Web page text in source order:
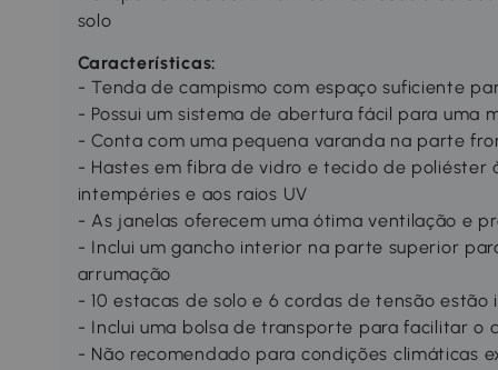
solo
Características:
- Tenda de campismo com espaço suficiente
- Possui um sistema de abertura fácil para uma
- Conta com uma pequena varanda na parte
- Hastes em fibra de vidro e tecido de poliéster
intempéries e aos raios UV
- As janelas oferecem uma ótima ventilação e
- Inclui um gancho interior na parte superior
arrumação
- 10 estacas de solo e 6 cordas de tensão
- Inclui uma bolsa de transporte para facilitar o
- Não recomendado para condições climáticas